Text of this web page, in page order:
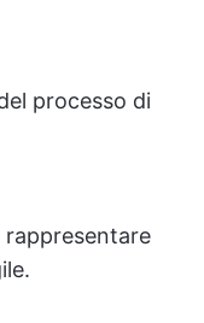
processo di
rappresentare